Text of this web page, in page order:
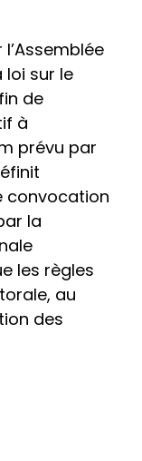
loi sur le
de
à
prévu par
convocation
la
les règles
au
des